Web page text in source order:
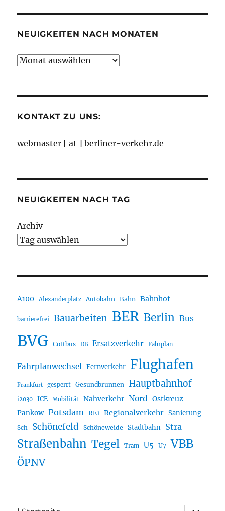
NEUIGKEITEN NACH MONATEN
Neuigkeiten
KONTAKT ZU UNS:
webmaster [ at ] berliner-verkehr.de
NEUIGKEITEN NACH TAG
Archiv
A100 Alexanderplatz Autobahn Bahn Bahnhof
barrierefrei Bauarbeiten BER Berlin Bus
BVG Cottbus DB Ersatzverkehr Fahrplan
Fahrplanwechsel Fernverkehr Flughafen
Frankfurt gesperrt Gesundbrunnen Hauptbahnhof
i2030 ICE Mobilität Nahverkehr Nord Ostkreuz
Pankow Potsdam RE1 Regionalverkehr Sanierung
Sch Schönefeld Schöneweide Stadtbahn Stra
Straßenbahn Tegel Tram U5 U7 VBB
ÖPNV